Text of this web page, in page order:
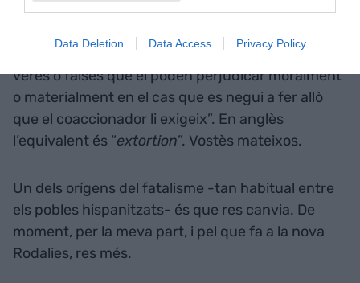
Data Deletion Data Access Privacy Policy
Si busquem al diccionari la paraula “xantatge”
damunt algú amenaçant-lo de manifestar coses
veres o falses que el poden perjudicar moralment
o materialment en el cas que es negui a fer allò
que el coaccionador li exigeix”. En anglès
l’equivalent és “extortion”. Vostès mateixos.
Un dels orígens del fatalisme -tan habitual entre
els pobles hispanitzats- és que res canvia. De
moment, per la meva part, i pel que fa a la nova
Rodalies, res més.